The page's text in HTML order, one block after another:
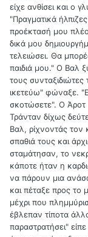
είχε ανθίσει και ο
"Πραγματικά
προέκτασή μου
δικά μου
τελειώσει. Θα
παιδιά μου." Ο Βαλ
τους
ικετεύω" φώναξε.
σκοτώσετε". Ο Άροτ
Τράνταν δίχως
Βαλ, ρίχνοντάς
σπαθιά τους και
σταμάτησαν, το
κάποτε ήταν η
να πάρουν μια
και πέταξε προς το
μέχρι που
έβλεπαν τίποτα
παραστρατήσει"